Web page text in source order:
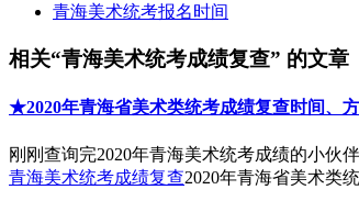
青海美术统考报名时间
相关“青海美术统考成绩复查” 的文章
★2020年青海省美术类统考成绩复查时间、
刚刚查询完2020年青海美术统考成绩的小伙
青海美术统考成绩复查2020年青海省美术类